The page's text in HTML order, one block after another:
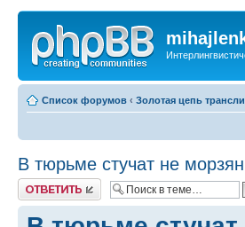
Список форумов ‹ Золотая цепь
В тюрьме стучат не
Ответить